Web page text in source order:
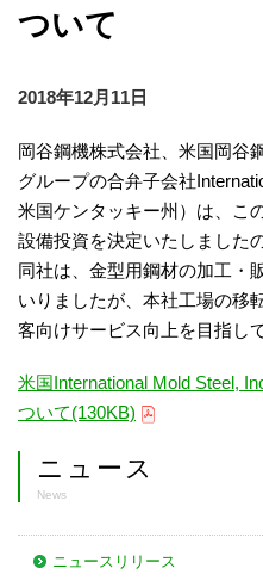
ついて
2018年12月11日
岡谷鋼機株式会社、米国岡谷
グループの合弁子会社
米国ケンタッキー州）は、こ
設備投資を決定いたしました
同社は、金型用鋼材の加工・
いりましたが、本社工場の移
客向けサービス向上を目指し
米国International Mold Steel,
ついて(130KB)
ニュース
News
ニュースリリース